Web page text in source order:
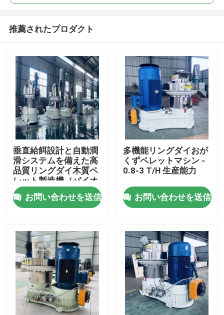
ホーム
VRショー
企業情報
推薦されたプロダクト
垂直給餌設計と自動潤
滑システムを備えた高
品質リングダイ木質ペ
レット製造機（バイオ
マス・ペレット化用）
お問い合わせを送信
多機能リングダイおが
くずペレットマシン -
0.8-3 T/H 生産能力
お問い合わせを送信